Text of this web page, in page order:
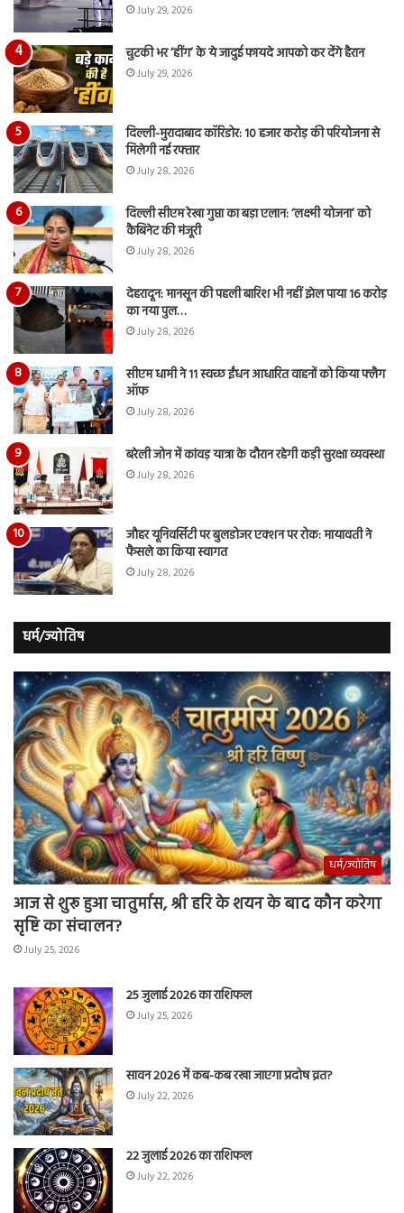
July 29, 2026
चुटकी भर ‘हींग’ के ये जादुई फायदे आपको कर देंगे हैरान
July 29, 2026
दिल्ली-मुरादाबाद कॉरिडोर: 10 हजार करोड़ की परियोजना से
मिलेगी नई रफ्तार
July 28, 2026
दिल्ली सीएम रेखा गुप्ता का बड़ा एलान: ‘लक्ष्मी योजना’ को
कैबिनेट की मंजूरी
July 28, 2026
देहरादून: मानसून की पहली बारिश भी नहीं झेल पाया 16 करोड़
का नया पुल…
July 28, 2026
सीएम धामी ने 11 स्वच्छ ईंधन आधारित वाहनों को किया फ्लैग
ऑफ
July 28, 2026
बरेली जोन में कांवड़ यात्रा के दौरान रहेगी कड़ी सुरक्षा व्यवस्था
July 28, 2026
जौहर यूनिवर्सिटी पर बुलडोजर एक्शन पर रोक: मायावती ने
फैसले का किया स्वागत
July 28, 2026
धर्म/ज्योतिष
धर्म/ज्योतिष
आज से शुरू हुआ चातुर्मास, श्री हरि के शयन के बाद कौन करेगा
सृष्टि का संचालन?
July 25, 2026
25 जुलाई 2026 का राशिफल
July 25, 2026
सावन 2026 में कब-कब रखा जाएगा प्रदोष व्रत?
July 22, 2026
22 जुलाई 2026 का राशिफल
July 22, 2026